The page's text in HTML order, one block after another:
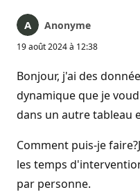
Anonyme
19 août 2024 à 12:38
Bonjour, j'ai des
dynamique que je
dans un autre tableau
Comment puis-je
les temps
par personne.